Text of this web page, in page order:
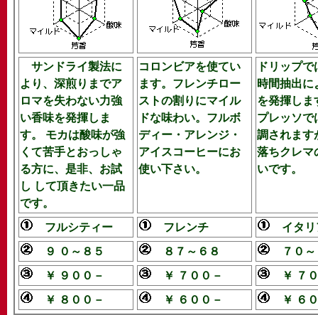
サンドライ製法に
より、深煎りまでア
ロマを失わない力強
い香味を発揮しま
す。 モカは酸味が強
くて苦手とおっしゃ
る方に、是非、お試
し して頂きたい一品
です。
コロンビアを使てい
ます。フレンチロー
ストの割りにマイル
ドな味わい。フルボ
ディー・アレンジ・
アイスコーヒーにお
使い下さい。
ドリップ
時間抽出に
を発揮し
プレッソで
調されます
落ちクレマ
いです。
フルシティー フレンチ
イタリ
９ ０～８５
８７～６８
７０～
￥ ９００－
￥ ７００－
￥ ７
￥ ８００－
￥ ６００－ ￥ ６